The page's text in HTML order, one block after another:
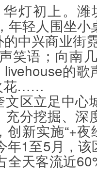
初上。潍
年轻人围坐
中兴商业街
笑语；向南
的歌
花……
区立足中心
分挖掘、深
新实施“+夜
年1至5月，
全天客流近